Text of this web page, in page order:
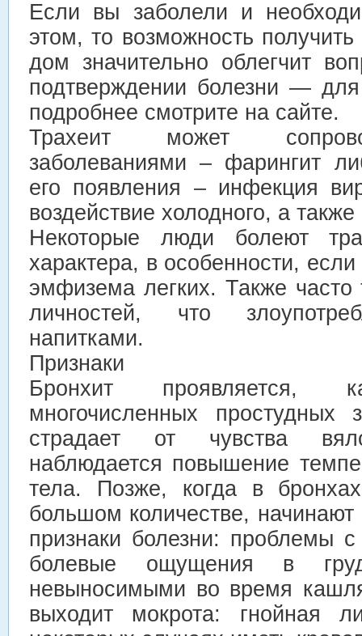
Если вы заболели и
этом, то возможность
дом значительно облегчит
подтверждении болезни —
подробнее смотрите на сайте.
Трахеит может
заболеваниями – фарингит
его появления – инфекция
воздействие холодного, а также
Некоторые люди болеют
характера, в особенности,
эмфизема легких. Также часто
личностей, что
напитками.
Признаки
Бронхит
многочисленных простудных
страдает от чувства
наблюдается повышение
тела. Позже, когда в
большом количестве, начинают
признаки болезни: проблемы
болевые ощущения в
невыносимыми во время
выходит мокрота: гнойная